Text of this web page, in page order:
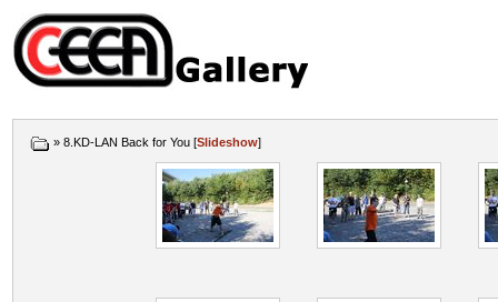
» 8.KD-LAN Back for You [Slideshow]